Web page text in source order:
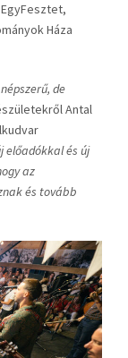
Háza
de
Antal
előadókkal és új
az
és tovább